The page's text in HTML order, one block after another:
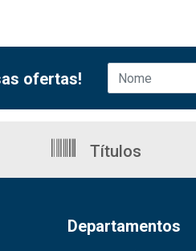
ofertas!
Títulos
Departamentos